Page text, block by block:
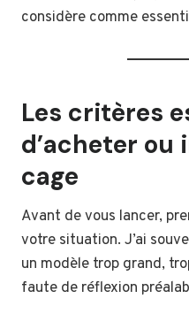
considère comme
Les critères
d’acheter ou
cage
Avant de vous lancer,
votre situation. J’ai
un modèle trop grand,
faute de réflexion